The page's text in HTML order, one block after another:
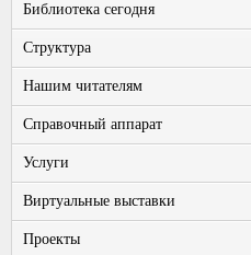
Библиотека сегодня
Структура
Нашим читателям
Справочный аппарат
Услуги
Виртуальные выставки
Проекты